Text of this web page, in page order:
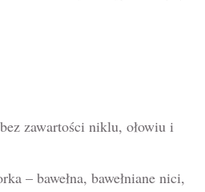
zawartości niklu, ołowiu i
– bawełna, bawełniane nici,